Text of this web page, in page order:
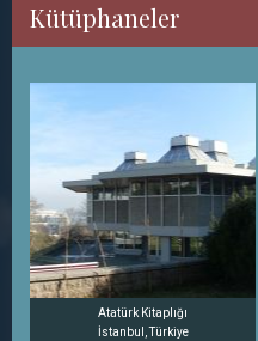
Kütüphaneler
Atatürk Kitaplığı
İstanbul, Türkiye